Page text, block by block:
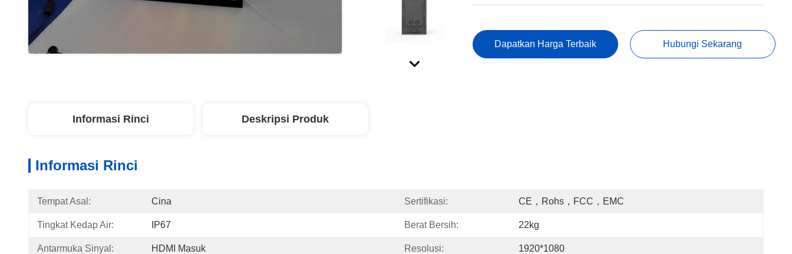
Dapatkan Harga Terbaik Hubungi Sekarang
Informasi Rinci Deskripsi Produk
Informasi Rinci
Tempat Asal: Cina Sertifikasi: CE，rohs，FCC，EMC
Tingkat Kedap Air: IP67 Berat Bersih: 22kg
Antarmuka Sinyal: HDMI Masuk Resolusi: 1920*1080